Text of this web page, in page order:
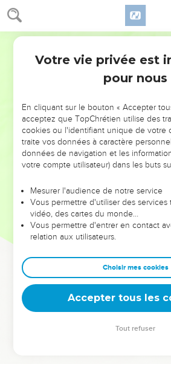
Jacques 4
Ne pas juger un frère
Celui qui parle contre un frère ou qui
contre la loi et juge la loi. Or, si tu
Un seul est législateur [et juge] :
et perdre. Mais toi, qui es-tu pour
Ne pas être orgueilleux
nous irons dans telle ville, nous y
y ferons des affaires et nous
vous qui ne savez pas ce qui
qu’est-ce que votre vie ? C’est une
instant et qui disparaît ensuite.
Vous devriez dire, au contraire : «
vivrons et nous ferons ceci ou cela. »
Mais en réalité, vous vous montrez
Votre vie privée est
pour nous
En cliquant sur le bouton « Accepter
acceptez que TopChrétien utilise des
cookies ou l'identifiant unique de votre
traite vos données à caractère
données de navigation et les
votre compte utilisateur) dans les buts
Mesurer l'audience de notre service
Vous permettre d'utiliser des services
vidéo, des cartes du monde…
Vous permettre d'entrer en contact
relation aux utilisateurs.
Choisir mes cookies
Accepter tous les
Tout refuser